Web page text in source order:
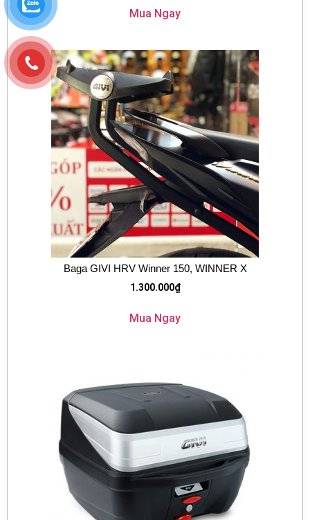
Mua Ngay
Baga GIVI HRV Winner 150, WINNER X
1.300.000₫
Mua Ngay